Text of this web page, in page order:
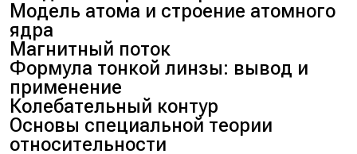
Модель атома и строение атомного
ядра
Магнитный поток
Формула тонкой линзы: вывод и
применение
Колебательный контур
Основы специальной теории
относительности